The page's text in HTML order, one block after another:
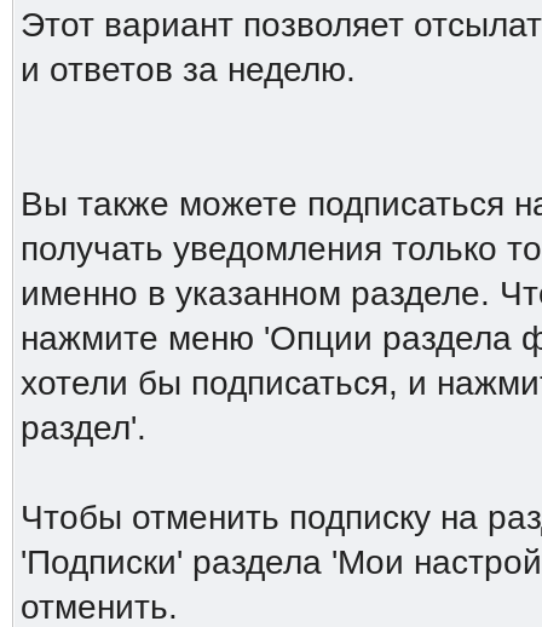
Этот вариант позволяет
и ответов за неделю.
Вы также можете подписаться
получать уведомления только
именно в указанном разделе.
нажмите меню 'Опции раздела
хотели бы подписаться, и
раздел'.
Чтобы отменить подписку на
'Подписки' раздела 'Мои
отменить.